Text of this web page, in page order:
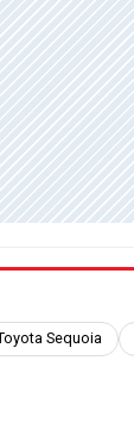
Sequoia